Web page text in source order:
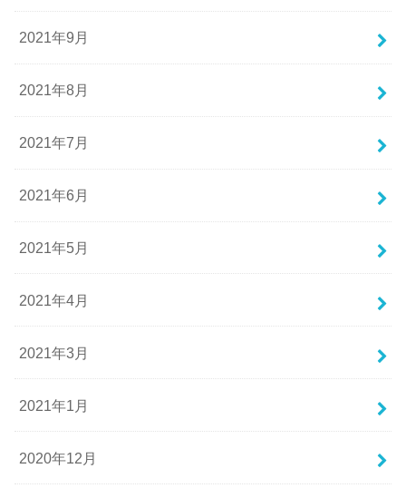
2021年9月
2021年8月
2021年7月
2021年6月
2021年5月
2021年4月
2021年3月
2021年1月
2020年12月